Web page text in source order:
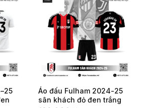
Áo đấu Fulham 2024-25
sân khách đỏ đen trắng